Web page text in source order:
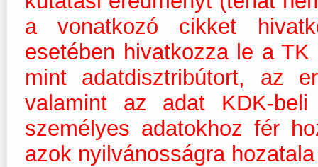
a vonatkozó cikket
esetében hivatkozza le a
mint adatdisztribútort, az
valamint az adat KDK-
személyes adatokhoz fér
azok nyilvánosságra